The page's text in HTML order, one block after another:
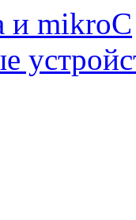
и mikroC